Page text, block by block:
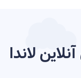
لاندا